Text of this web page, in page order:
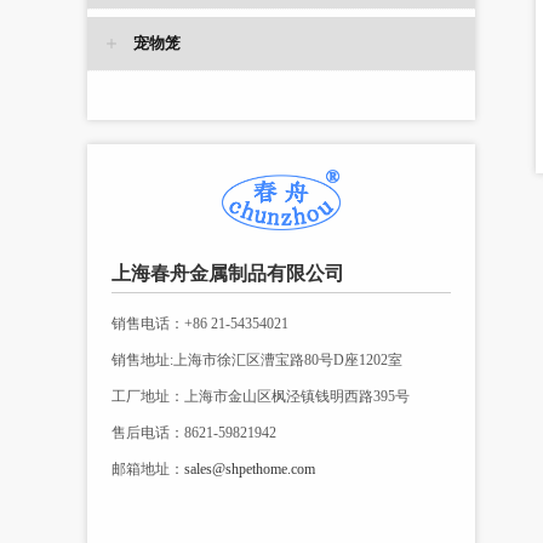
宠物笼
上海春舟金属制品有限公司
销售电话：+86 21-54354021
销售地址:上海市徐汇区漕宝路80号D座1202室
工厂地址：上海市金山区枫泾镇钱明西路395号
售后电话：8621-59821942
邮箱地址： sales@shpethome.com